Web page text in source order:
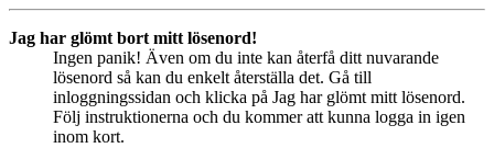
Jag har glömt bort mitt lösenord!
Ingen panik! Även om du inte kan återfå ditt nuvarande
lösenord så kan du enkelt återställa det. Gå till
inloggningssidan och klicka på Jag har glömt mitt lösenord.
Följ instruktionerna och du kommer att kunna logga in igen
inom kort.